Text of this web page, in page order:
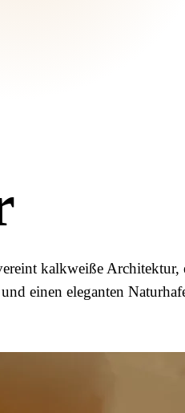
kalkweiße Architektur,
einen eleganten